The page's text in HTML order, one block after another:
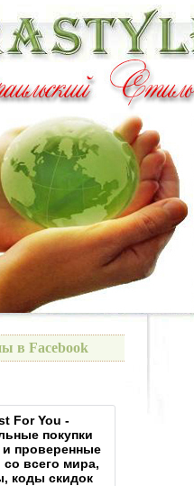
в Facebook
For You -
покупки
проверенные
всего мира,
коды скидок